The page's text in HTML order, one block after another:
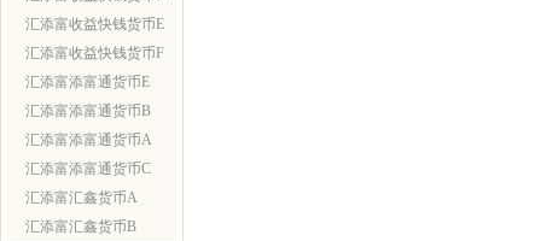
汇添富收益快钱货币E
汇添富收益快钱货币F
汇添富添富通货币E
汇添富添富通货币B
汇添富添富通货币A
汇添富添富通货币C
汇添富汇鑫货币A
汇添富汇鑫货币B